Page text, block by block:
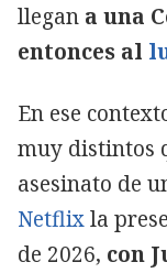
llegan a una
entonces al
En ese
muy distintos
asesinato de
Netflixla
de 2026, con